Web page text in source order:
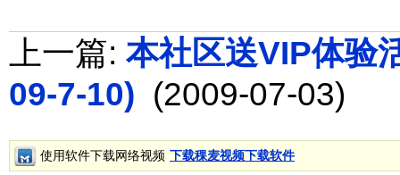
上一篇: 本社区送VIP体验
09-7-10) (2009-07-03)
使用软件下载网络视频 下载稞麦视频下载软件